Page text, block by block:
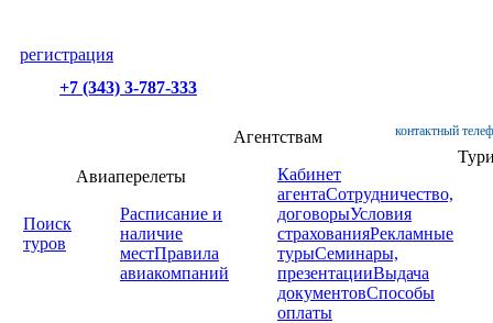
регистрация
+7 (343) 3-787-333
контактный
Поиск
туров
Авиаперелеты
Расписание и
наличие
местПравила
авиакомпаний
Агентствам
Кабинет
агентаСотрудничество,
договорыУсловия
страхованияРекламные
турыСеминары,
презентацииВыдача
документовСпособы
оплаты